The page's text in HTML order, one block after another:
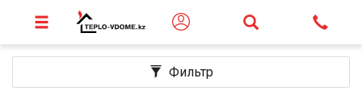
Фильтр